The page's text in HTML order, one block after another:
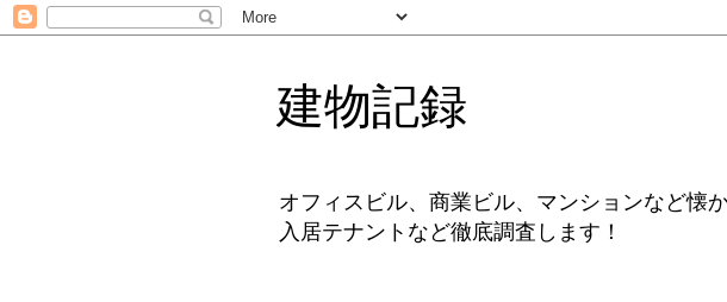
建物記録
オフィスビル、商業ビル、マンションなど懐
入居テナントなど徹底調査します！